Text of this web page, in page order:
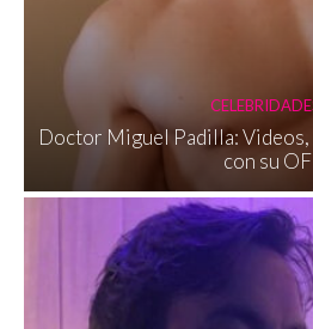
Doctor Miguel Padilla: Videos,
con su OF